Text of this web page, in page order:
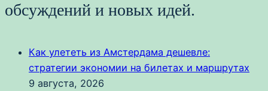
обсуждений и новых идей.
Как улететь из Амстердама дешевле:
стратегии экономии на билетах и маршрутах
9 августа, 2026